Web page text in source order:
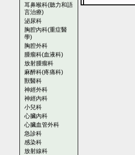
耳鼻喉科(聽力和語
言治療)
泌尿科
胸腔內科(重症醫
學)
胸腔外科
腫瘤科(血液科)
放射腫瘤科
麻醉科(疼痛科)
獸醫科
神經外科
神經內科
小兒科
心臟內科
心臟血管外科
急診科
感染科
放射線科